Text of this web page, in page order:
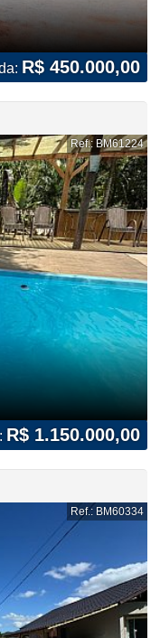
R$ 450.000,00
Ref.: BM61224
R$ 1.150.000,00
Ref.: BM60334